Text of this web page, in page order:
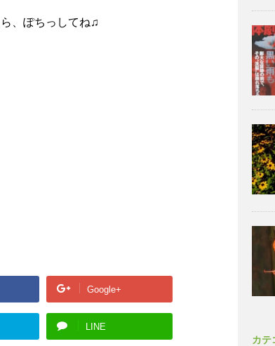
、ぽちっしてね♫
Google+
LINE
カテ